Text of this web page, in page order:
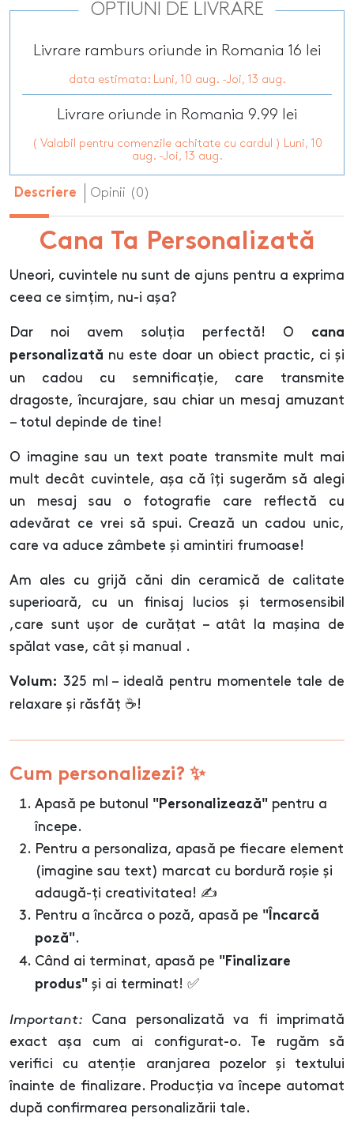
OPTIUNI DE LIVRARE
Livrare ramburs oriunde in Romania 16 lei
data estimata: Luni, 10 aug. -Joi, 13 aug.
Livrare oriunde in Romania 9.99 lei
( Valabil pentru comenzile achitate cu cardul ) Luni, 10
aug. -Joi, 13 aug.
Descriere Opinii (0)
Cana Ta Personalizată
Uneori, cuvintele nu sunt de ajuns pentru a exprima
ceea ce simțim, nu-i așa?
Dar noi avem soluția perfectă! O cana
personalizată nu este doar un obiect practic, ci și
un cadou cu semnificație, care transmite
dragoste, încurajare, sau chiar un mesaj amuzant
– totul depinde de tine!
O imagine sau un text poate transmite mult mai
mult decât cuvintele, așa că îți sugerăm să alegi
un mesaj sau o fotografie care reflectă cu
adevărat ce vrei să spui. Crează un cadou unic,
care va aduce zâmbete și amintiri frumoase!
Am ales cu grijă căni din ceramică de calitate
superioară, cu un finisaj lucios și termosensibil
,care sunt ușor de curățat – atât la mașina de
spălat vase, cât și manual .
Volum: 325 ml – ideală pentru momentele tale de
relaxare și răsfăț ☕!
Cum personalizezi? ✨
Apasă pe butonul "Personalizează" pentru a
începe.
Pentru a personaliza, apasă pe fiecare element
(imagine sau text) marcat cu bordură roșie și
adaugă-ți creativitatea! ✍️
Pentru a încărca o poză, apasă pe "Încarcă
poză".
Când ai terminat, apasă pe "Finalizare
produs" și ai terminat! ✅
Important: Cana personalizată va fi imprimată
exact așa cum ai configurat-o. Te rugăm să
verifici cu atenție aranjarea pozelor și textului
înainte de finalizare. Producția va începe automat
după confirmarea personalizării tale.